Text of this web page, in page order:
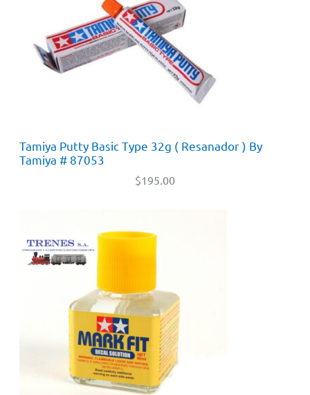
Tamiya Putty Basic Type 32g ( Resanador ) By
Tamiya # 87053
$195.00